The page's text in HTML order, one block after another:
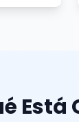
Está